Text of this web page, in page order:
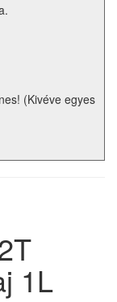
(Kivéve egyes
1L